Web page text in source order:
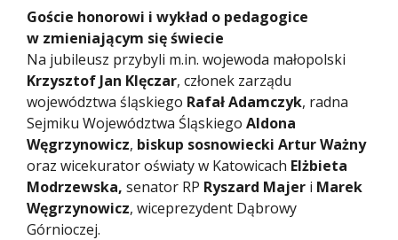
Goście honorowi i wykład o pedagogice
w zmieniającym się świecie
Na jubileusz przybyli m.in. wojewoda małopolski
Krzysztof Jan Klęczar, członek zarządu
województwa śląskiego Rafał Adamczyk, radna
Sejmiku Województwa Śląskiego Aldona
Węgrzynowicz, biskup sosnowiecki Artur Ważny
oraz wicekurator oświaty w Katowicach Elżbieta
Modrzewska, senator RP Ryszard Majer i Marek
Węgrzynowicz, wiceprezydent Dąbrowy
Górnioczej.